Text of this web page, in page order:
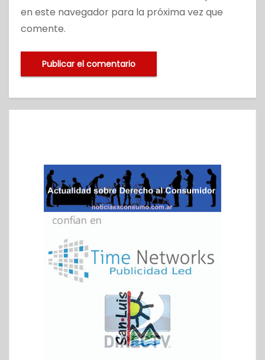
en este navegador para la próxima vez que
comente.